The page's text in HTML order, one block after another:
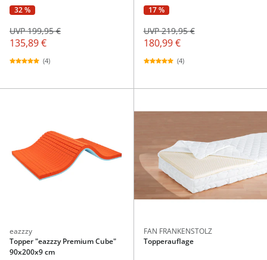
32 %
135,89 €
UVP 199,95 €
(4)
17 %
180,99 €
UVP 219,95 €
(4)
eazzzy
Topper "eazzzy Premium Cube"
90x200x9 cm
FAN FRANKENSTOLZ
Topperauflage